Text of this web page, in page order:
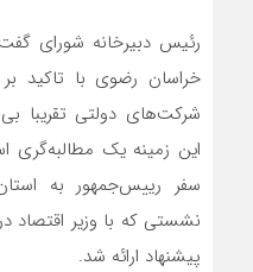
رئیس دبیرخانه شورای
خراسان رضوی با تاکید
شرکت‌های دولتی تقریبا
این زمینه یک مطالبه‌گری
سفر رییس‌جمهور به
نشستی که با وزیر اقتصاد
پیشنهاد ارائه شد.